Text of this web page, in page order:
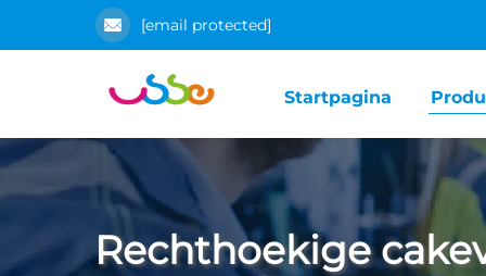
[email protected]
Startpagina
Rechthoekige